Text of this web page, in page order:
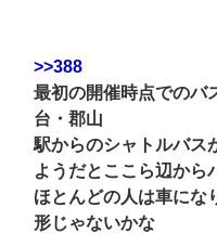
>>388
最初の開催時点でのバ
台・郡山
駅からのシャトルバス
ようだとここら辺から
ほとんどの人は車にな
形じゃないかな